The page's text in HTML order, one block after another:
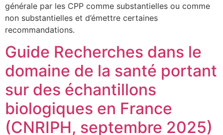
générale par les CPP comme substantielles ou comme
non substantielles et d’émettre certaines
recommandations.
Guide Recherches dans le
domaine de la santé portant
sur des échantillons
biologiques en France
(CNRIPH, septembre 2025)